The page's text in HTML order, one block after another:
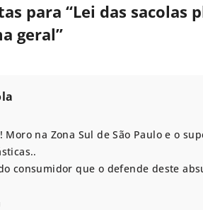
para “Lei das sacolas
geral”
Moro na Zona Sul de São Paulo e o
consumidor que o defende deste